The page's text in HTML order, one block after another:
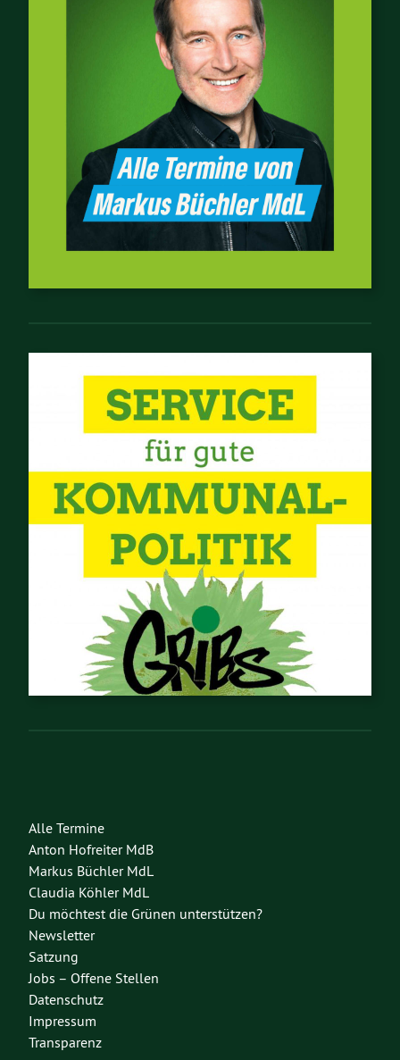
Alle Termine
Anton Hofreiter MdB
Markus Büchler MdL
Claudia Köhler MdL
Du möchtest die Grünen unterstützen?
Newsletter
Satzung
Jobs – Offene Stellen
Datenschutz
Impressum
Transparenz